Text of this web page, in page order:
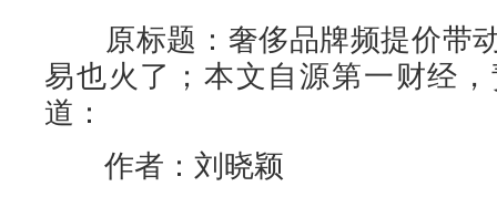
原标题：奢侈品牌频提价带
易也火了；本文自源第一财经
道：
作者：刘晓颖